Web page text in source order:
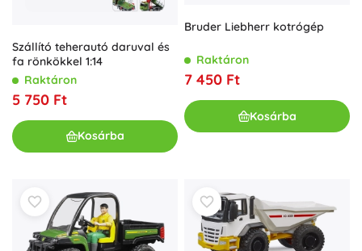
Szállító teherautó daruval és
fa rönkökkel 1:14
Raktáron
5 750 Ft
Kosárba
Bruder Liebherr kotrógép
Raktáron
7 450 Ft
Kosárba